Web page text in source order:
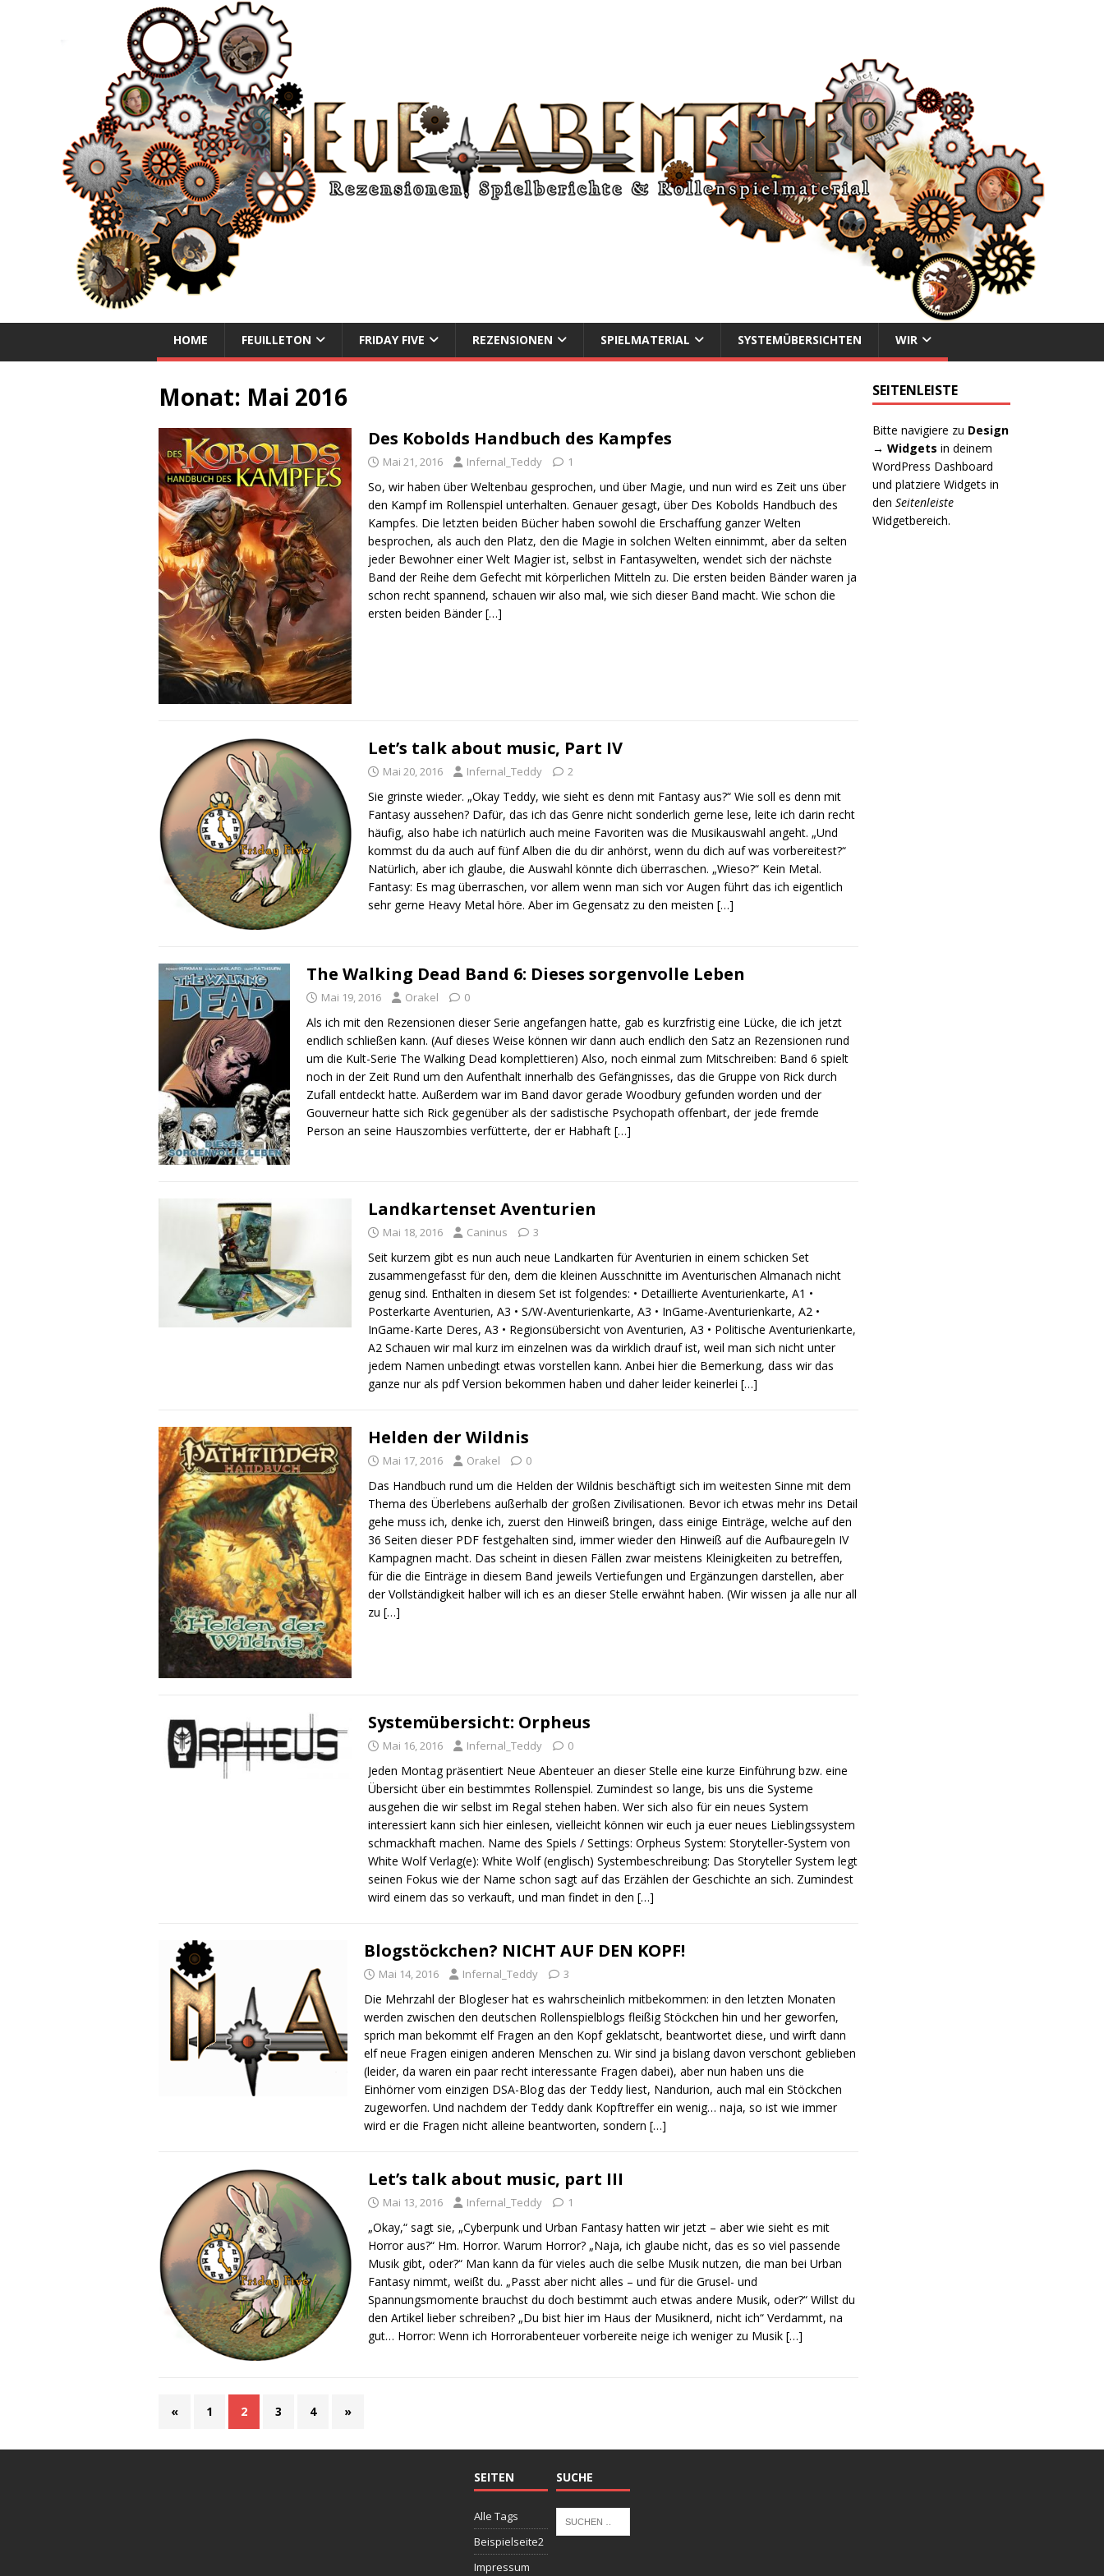
NEUE ABENTEUER
HOME FEUILLETON FRIDAY FIVE REZENSIONEN SPIELMATERIAL SYSTEMÜBERSICHTEN WIR
Monat: Mai 2016
Des Kobolds Handbuch des Kampfes
Mai 21, 2016 Infernal_Teddy 1
So, wir haben über Weltenbau gesprochen, und über Magie, und nun wird es Zeit uns über
den Kampf im Rollenspiel unterhalten. Genauer gesagt, über Des Kobolds Handbuch des
Kampfes. Die letzten beiden Bücher haben sowohl die Erschaffung ganzer Welten
besprochen, als auch den Platz, den die Magie in solchen Welten einnimmt, aber da selten
jeder Bewohner einer Welt Magier ist, selbst in Fantasywelten, wendet sich der nächste
Band der Reihe dem Gefecht mit körperlichen Mitteln zu. Die ersten beiden Bänder waren ja
schon recht spannend, schauen wir also mal, wie sich dieser Band macht. Wie schon die
ersten beiden Bänder[…]
Let’s talk about music, Part IV
Mai 20, 2016 Infernal_Teddy 2
Sie grinste wieder. „Okay Teddy, wie sieht es denn mit Fantasy aus?“ Wie soll es denn mit
Fantasy aussehen? Dafür, das ich das Genre nicht sonderlich gerne lese, leite ich darin recht
häufig, also habe ich natürlich auch meine Favoriten was die Musikauswahl angeht. „Und
kommst du da auch auf fünf Alben die du dir anhörst, wenn du dich auf was vorbereitest?“
Natürlich, aber ich glaube, die Auswahl könnte dich überraschen. „Wieso?“ Kein Metal.
Fantasy: Es mag überraschen, vor allem wenn man sich vor Augen führt das ich eigentlich
sehr gerne Heavy Metal höre. Aber im Gegensatz zu den meisten[…]
The Walking Dead Band 6: Dieses sorgenvolle Leben
Mai 19, 2016 Orakel 0
Als ich mit den Rezensionen dieser Serie angefangen hatte, gab es kurzfristig eine Lücke, die ich jetzt
endlich schließen kann. (Auf dieses Weise können wir dann auch endlich den Satz an Rezensionen rund
um die Kult-Serie The Walking Dead komplettieren) Also, noch einmal zum Mitschreiben: Band 6 spielt
noch in der Zeit Rund um den Aufenthalt innerhalb des Gefängnisses, das die Gruppe von Rick durch
Zufall entdeckt hatte. Außerdem war im Band davor gerade Woodbury gefunden worden und der
Gouverneur hatte sich Rick gegenüber als der sadistische Psychopath offenbart, der jede fremde
Person an seine Hauszombies verfütterte, der er Habhaft[…]
Landkartenset Aventurien
Mai 18, 2016 Caninus 3
Seit kurzem gibt es nun auch neue Landkarten für Aventurien in einem schicken Set
zusammengefasst für den, dem die kleinen Ausschnitte im Aventurischen Almanach nicht
genug sind. Enthalten in diesem Set ist folgendes: • Detaillierte Aventurienkarte, A1 •
Posterkarte Aventurien, A3 • S/W-Aventurienkarte, A3 • InGame-Aventurienkarte, A2 •
InGame-Karte Deres, A3 • Regionsübersicht von Aventurien, A3 • Politische Aventurienkarte,
A2 Schauen wir mal kurz im einzelnen was da wirklich drauf ist, weil man sich nicht unter
jedem Namen unbedingt etwas vorstellen kann. Anbei hier die Bemerkung, dass wir das
ganze nur als pdf Version bekommen haben und daher leider keinerlei[…]
Helden der Wildnis
Mai 17, 2016 Orakel 0
Das Handbuch rund um die Helden der Wildnis beschäftigt sich im weitesten Sinne mit dem
Thema des Überlebens außerhalb der großen Zivilisationen. Bevor ich etwas mehr ins Detail
gehe muss ich, denke ich, zuerst den Hinweiß bringen, dass einige Einträge, welche auf den
36 Seiten dieser PDF festgehalten sind, immer wieder den Hinweiß auf die Aufbauregeln IV
Kampagnen macht. Das scheint in diesen Fällen zwar meistens Kleinigkeiten zu betreffen,
für die die Einträge in diesem Band jeweils Vertiefungen und Ergänzungen darstellen, aber
der Vollständigkeit halber will ich es an dieser Stelle erwähnt haben. (Wir wissen ja alle nur all
zu[…]
Systemübersicht: Orpheus
Mai 16, 2016 Infernal_Teddy 0
Jeden Montag präsentiert Neue Abenteuer an dieser Stelle eine kurze Einführung bzw. eine
Übersicht über ein bestimmtes Rollenspiel. Zumindest so lange, bis uns die Systeme
ausgehen die wir selbst im Regal stehen haben. Wer sich also für ein neues System
interessiert kann sich hier einlesen, vielleicht können wir euch ja euer neues Lieblingssystem
schmackhaft machen. Name des Spiels / Settings: Orpheus System: Storyteller-System von
White Wolf Verlag(e): White Wolf (englisch) Systembeschreibung: Das Storyteller System legt
seinen Fokus wie der Name schon sagt auf das Erzählen der Geschichte an sich. Zumindest
wird einem das so verkauft, und man findet in den[…]
Blogstöckchen? NICHT AUF DEN KOPF!
Mai 14, 2016 Infernal_Teddy 3
Die Mehrzahl der Blogleser hat es wahrscheinlich mitbekommen: in den letzten Monaten
werden zwischen den deutschen Rollenspielblogs fleißig Stöckchen hin und her geworfen,
sprich man bekommt elf Fragen an den Kopf geklatscht, beantwortet diese, und wirft dann
elf neue Fragen einigen anderen Menschen zu. Wir sind ja bislang davon verschont geblieben
(leider, da waren ein paar recht interessante Fragen dabei), aber nun haben uns die
Einhörner vom einzigen DSA-Blog das der Teddy liest, Nandurion, auch mal ein Stöckchen
zugeworfen. Und nachdem der Teddy dank Kopftreffer ein wenig… naja, so ist wie immer
wird er die Fragen nicht alleine beantworten, sondern[…]
Let’s talk about music, part III
Mai 13, 2016 Infernal_Teddy 1
„Okay,“ sagt sie, „Cyberpunk und Urban Fantasy hatten wir jetzt – aber wie sieht es mit
Horror aus?“ Hm. Horror. Warum Horror? „Naja, ich glaube nicht, das es so viel passende
Musik gibt, oder?“ Man kann da für vieles auch die selbe Musik nutzen, die man bei Urban
Fantasy nimmt, weißt du. „Passt aber nicht alles – und für die Grusel- und
Spannungsmomente brauchst du doch bestimmt auch etwas andere Musik, oder?“ Willst du
den Artikel lieber schreiben? „Du bist hier im Haus der Musiknerd, nicht ich“ Verdammt, na
gut… Horror: Wenn ich Horrorabenteuer vorbereite neige ich weniger zu Musik[…]
« 1 2 3 4 »
SEITENLEISTE
Bitte navigiere zu Design
→ Widgets in deinem
WordPress Dashboard
und platziere Widgets in
denSeitenleiste
Widgetbereich.
SEITEN
Alle Tags
Beispielseite2
Impressum
SUCHE